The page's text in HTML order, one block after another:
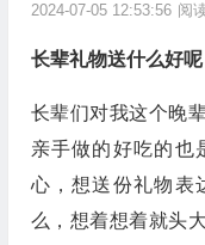
2024-07-05 12:53:56 阅
长辈礼物送什么好
长辈们对我这个晚
亲手做的好吃的也
心，想送份礼物表
么，想着想着就头